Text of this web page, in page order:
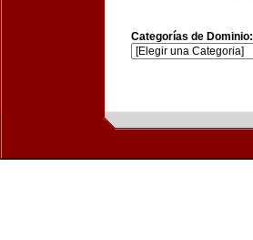
Categorías de Dominio: